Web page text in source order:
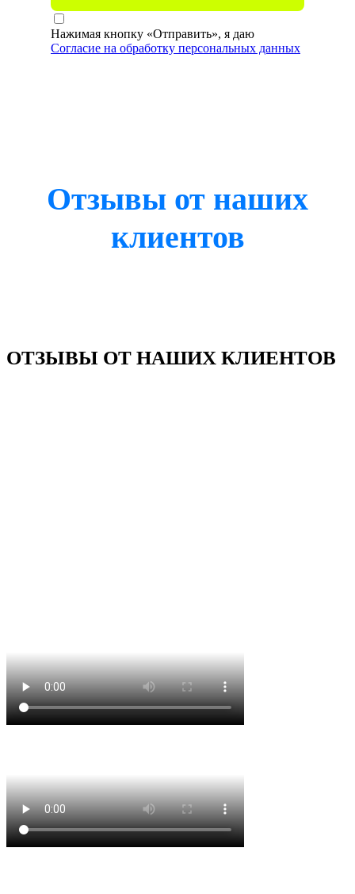
Нажимая кнопку «Отправить», я даю
Согласие на обработку персональных данных
Отзывы от наших
клиентов
ОТЗЫВЫ ОТ НАШИХ КЛИЕНТОВ